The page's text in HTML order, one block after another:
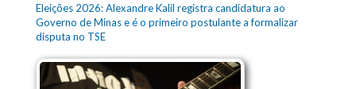
Eleições 2026: Alexandre Kalil registra candidatura ao
Governo de Minas e é o primeiro postulante a formalizar
disputa no TSE